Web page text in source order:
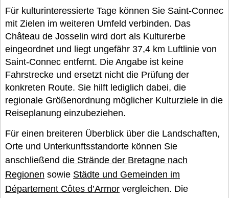
Für kulturinteressierte Tage können Sie Saint-Connec
mit Zielen im weiteren Umfeld verbinden. Das
Château de Josselin wird dort als Kulturerbe
eingeordnet und liegt ungefähr 37,4 km Luftlinie von
Saint-Connec entfernt. Die Angabe ist keine
Fahrstrecke und ersetzt nicht die Prüfung der
konkreten Route. Sie hilft lediglich dabei, die
regionale Größenordnung möglicher Kulturziele in die
Reiseplanung einzubeziehen.
Für einen breiteren Überblick über die Landschaften,
Orte und Unterkunftsstandorte können Sie
anschließend die Strände der Bretagne nach
Regionen sowie Städte und Gemeinden im
Département Côtes d’Armor vergleichen. Die